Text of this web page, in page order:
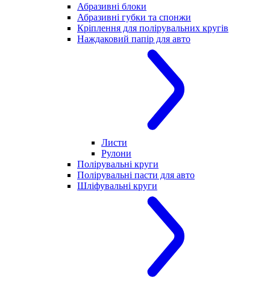
Абразивні блоки
Абразивні губки та спонжи
Кріплення для полірувальних кругів
Наждаковий папір для авто
Листи
Рулони
Полірувальні круги
Полірувальні пасти для авто
Шліфувальні круги